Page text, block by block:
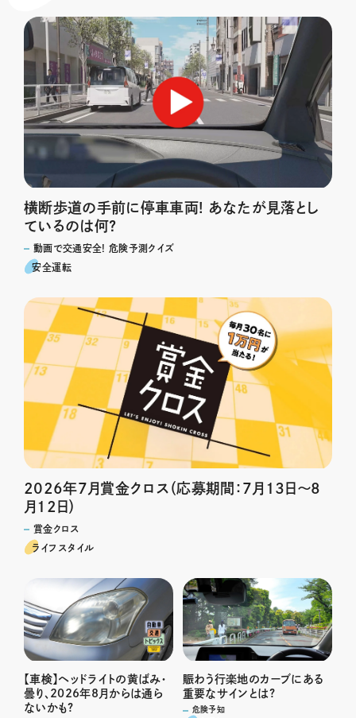
横断歩道の手前に停車車両! あなたが見落とし
ているのは何?
動画で交通安全! 危険予測クイズ
安全運転
2026年7月賞金クロス（応募期間：7月13日～8
月12日）
賞金クロス
ライフスタイル
【車検】ヘッドライトの黄ばみ・
曇り、2026年8月からは通ら
ないかも?
賑わう行楽地のカーブにある
重要なサインとは?
危険予知